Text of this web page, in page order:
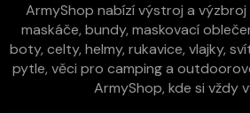
ArmyShop nabízí výstroj a výzbroj
maskáče, bundy, maskovací
boty, celty, helmy, rukavice, vlajky,
pytle, věci pro camping a
ArmyShop, kde si vždy